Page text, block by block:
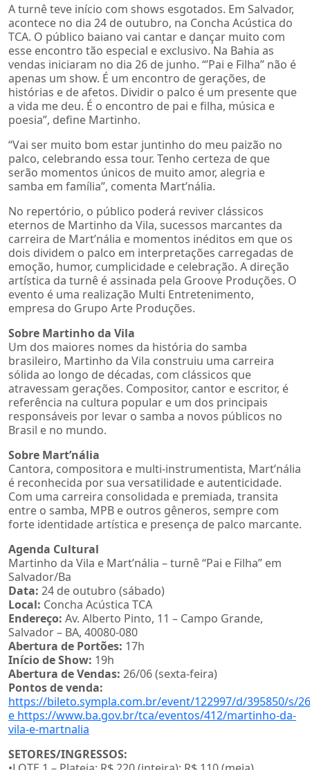
A turnê teve início com shows esgotados. Em Salvador,
acontece no dia 24 de outubro, na Concha Acústica do
TCA. O público baiano vai cantar e dançar muito com
esse encontro tão especial e exclusivo. Na Bahia as
vendas iniciaram no dia 26 de junho. “’Pai e Filha” não é
apenas um show. É um encontro de gerações, de
histórias e de afetos. Dividir o palco é um presente que
a vida me deu. É o encontro de pai e filha, música e
poesia”, define Martinho.
“Vai ser muito bom estar juntinho do meu paizão no
palco, celebrando essa tour. Tenho certeza de que
serão momentos únicos de muito amor, alegria e
samba em família”, comenta Mart’nália.
No repertório, o público poderá reviver clássicos
eternos de Martinho da Vila, sucessos marcantes da
carreira de Mart’nália e momentos inéditos em que os
dois dividem o palco em interpretações carregadas de
emoção, humor, cumplicidade e celebração. A direção
artística da turnê é assinada pela Groove Produções. O
evento é uma realização Multi Entretenimento,
empresa do Grupo Arte Produções.
Sobre Martinho da Vila
Um dos maiores nomes da história do samba
brasileiro, Martinho da Vila construiu uma carreira
sólida ao longo de décadas, com clássicos que
atravessam gerações. Compositor, cantor e escritor, é
referência na cultura popular e um dos principais
responsáveis por levar o samba a novos públicos no
Brasil e no mundo.
Sobre Mart’nália
Cantora, compositora e multi-instrumentista, Mart’nália
é reconhecida por sua versatilidade e autenticidade.
Com uma carreira consolidada e premiada, transita
entre o samba, MPB e outros gêneros, sempre com
forte identidade artística e presença de palco marcante.
Agenda Cultural
Martinho da Vila e Mart’nália – turnê “Pai e Filha” em
Salvador/Ba
Data: 24 de outubro (sábado)
Local: Concha Acústica TCA
Endereço: Av. Alberto Pinto, 11 – Campo Grande,
Salvador – BA, 40080-080
Abertura de Portões: 17h
Início de Show: 19h
Abertura de Vendas: 26/06 (sexta-feira)
Pontos de venda:
https://bileto.sympla.com.br/event/122997/d/395850/s/
e https://www.ba.gov.br/tca/eventos/412/martinho-da-
vila-e-martnalia
SETORES/INGRESSOS: